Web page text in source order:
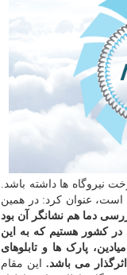
نیروگاه ها داشته باشد.
است، عنوان کرد: در همین
دما هم نشانگر آن بود
کشور هستیم که به این
پارک ها و تابلوهای
می باشد. این مقام